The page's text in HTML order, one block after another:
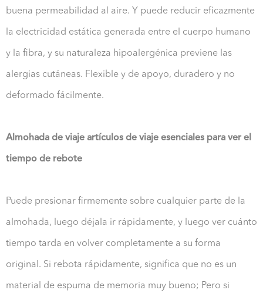
buena permeabilidad al aire. Y puede reducir eficazmente
la electricidad estática generada entre el cuerpo humano
y la fibra, y su naturaleza hipoalergénica previene las
alergias cutáneas. Flexible y de apoyo, duradero y no
deformado fácilmente.
Almohada de viaje artículos de viaje esenciales para ver el
tiempo de rebote
Puede presionar firmemente sobre cualquier parte de la
almohada, luego déjala ir rápidamente, y luego ver cuánto
tiempo tarda en volver completamente a su forma
original. Si rebota rápidamente, significa que no es un
material de espuma de memoria muy bueno; Pero si